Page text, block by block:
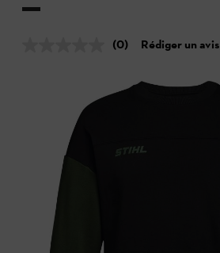
(0) Rédiger un avis